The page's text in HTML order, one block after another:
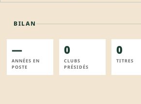
BILAN
—
ANNÉES EN
POSTE
0
CLUBS
PRÉSIDÉS
0
TITRES